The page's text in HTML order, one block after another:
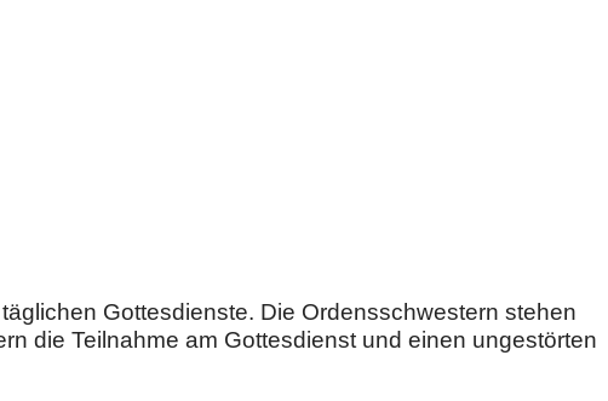
Gottesdienste. Die Ordensschwestern stehen
die Teilnahme am Gottesdienst und einen ungestörten